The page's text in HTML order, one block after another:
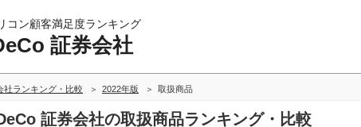
コン顧客満足度ランキング
証券会社
社ランキング・比較 2022年版 取扱商品
証券会社の取扱商品ランキング・比較